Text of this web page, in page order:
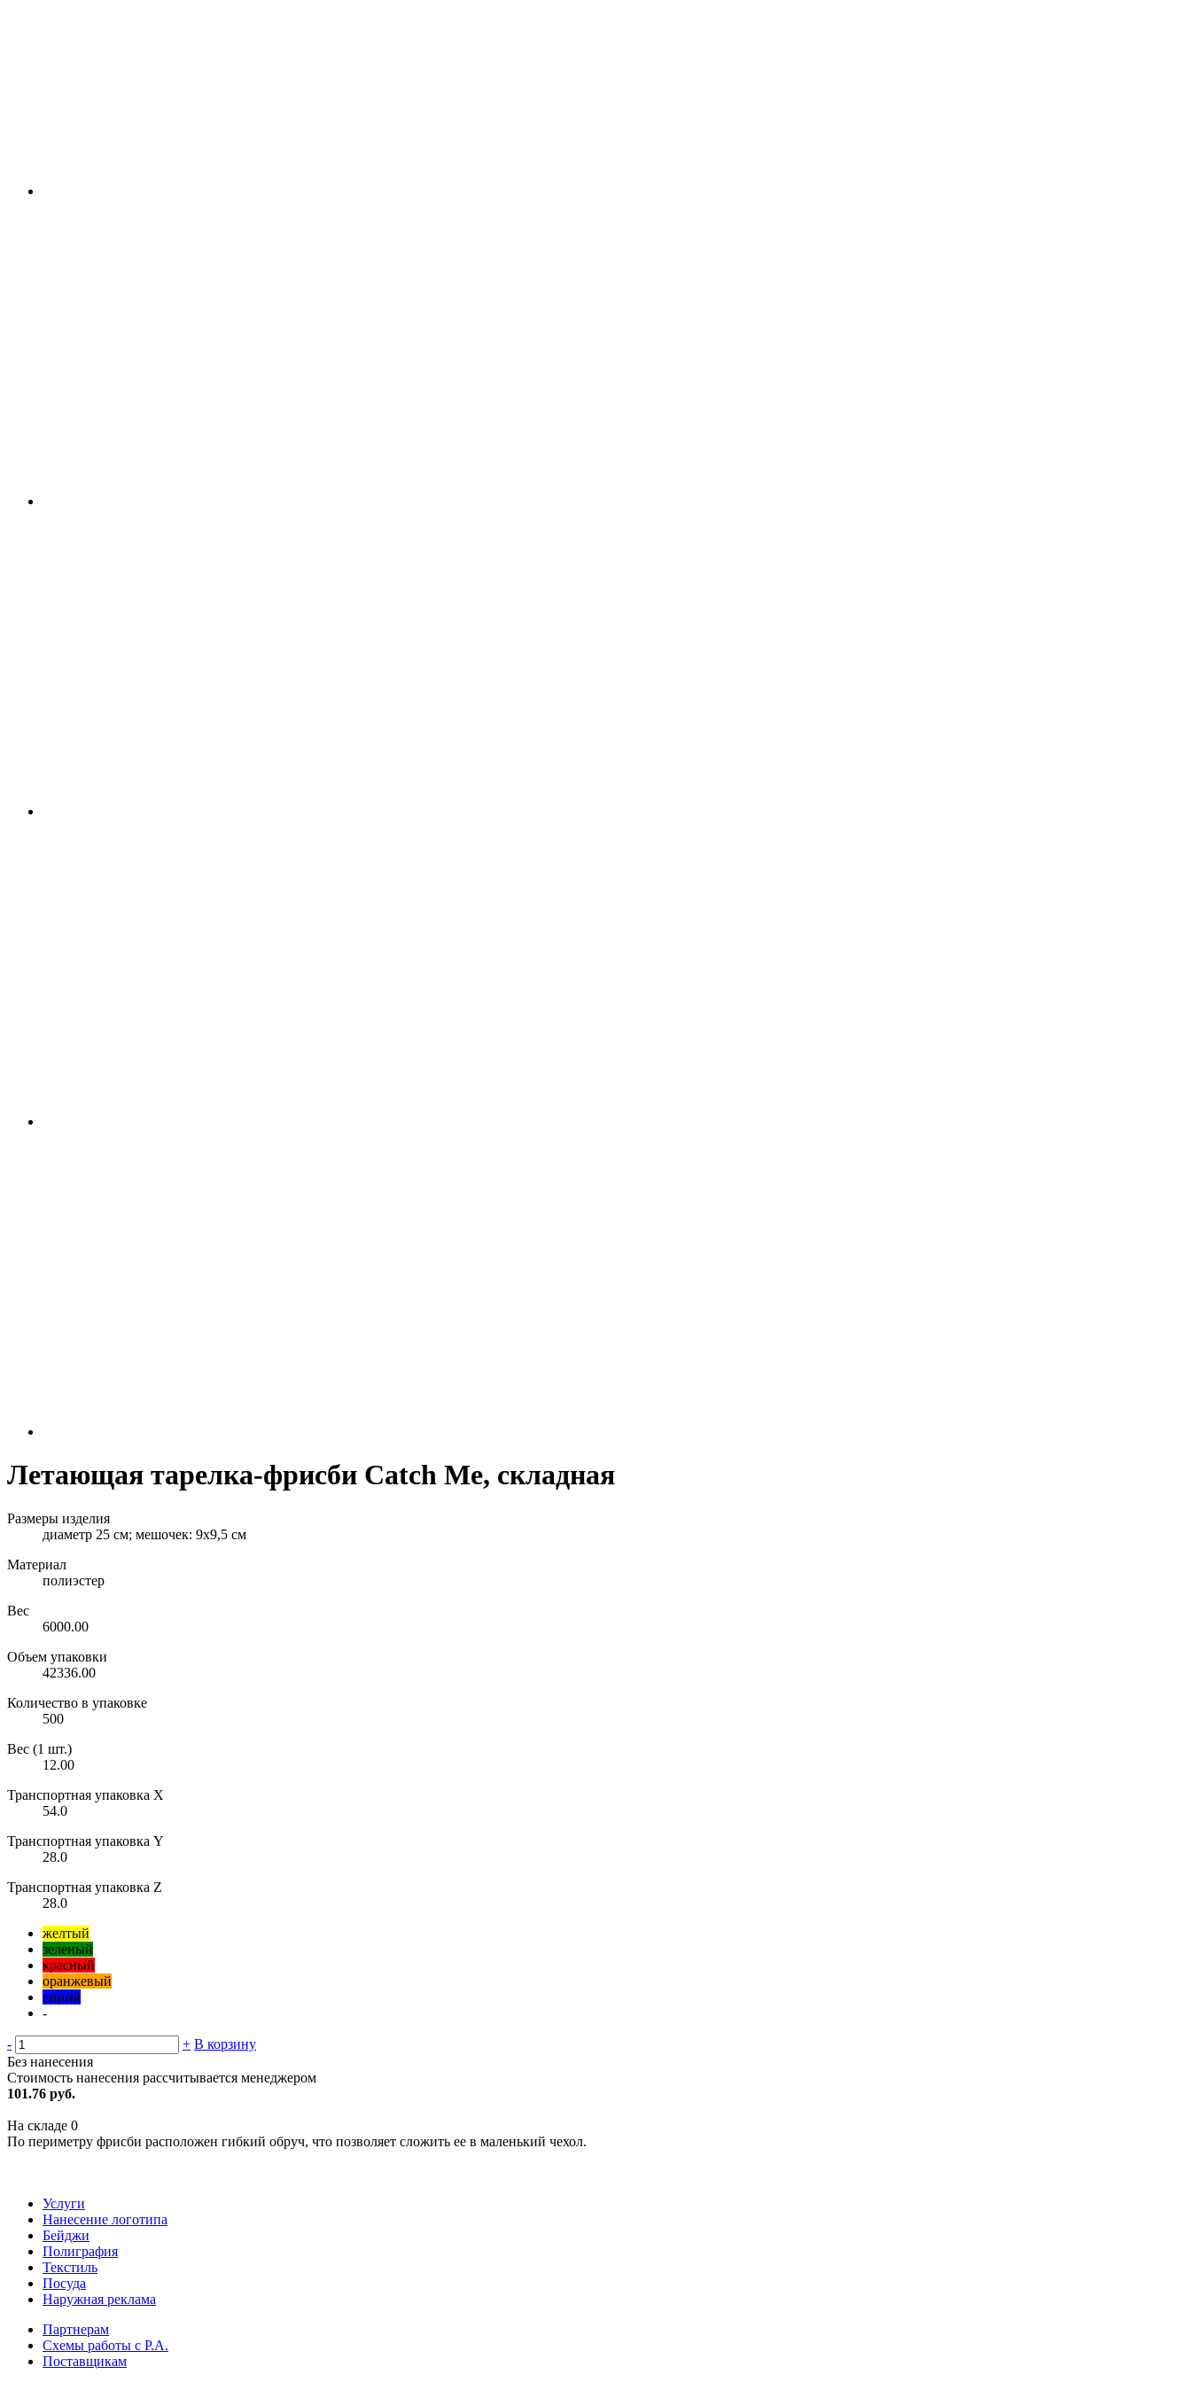
Летающая тарелка-фрисби Catch Me, складная
Размеры изделия
диаметр 25 см; мешочек: 9х9,5 см
Материал
полиэстер
Вес
6000.00
Объем упаковки
42336.00
Количество в упаковке
500
Вес (1 шт.)
12.00
Транспортная упаковка X
54.0
Транспортная упаковка Y
28.0
Транспортная упаковка Z
28.0
желтый
зеленый
красный
оранжевый
синий
-
- + В корзину
Без нанесения
Стоимость нанесения рассчитывается менеджером
101.76 руб.
На складе 0
По периметру фрисби расположен гибкий обруч, что позволяет сложить ее в маленький чехол.
Услуги
Нанесение логотипа
Бейджи
Полиграфия
Текстиль
Посуда
Наружная реклама
Партнерам
Схемы работы с Р.А.
Поставщикам